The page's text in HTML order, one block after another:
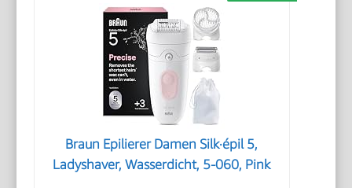
Braun Epilierer Damen Silk·épil 5,
Ladyshaver, Wasserdicht, 5-060, Pink